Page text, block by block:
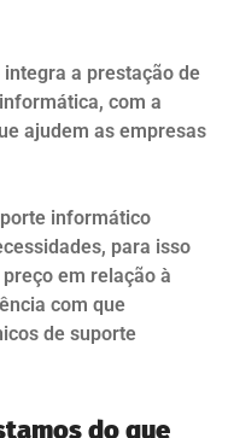
integra a prestação de
com a
ajudem as empresas
informático
para isso
em relação à
com que
de suporte
do que